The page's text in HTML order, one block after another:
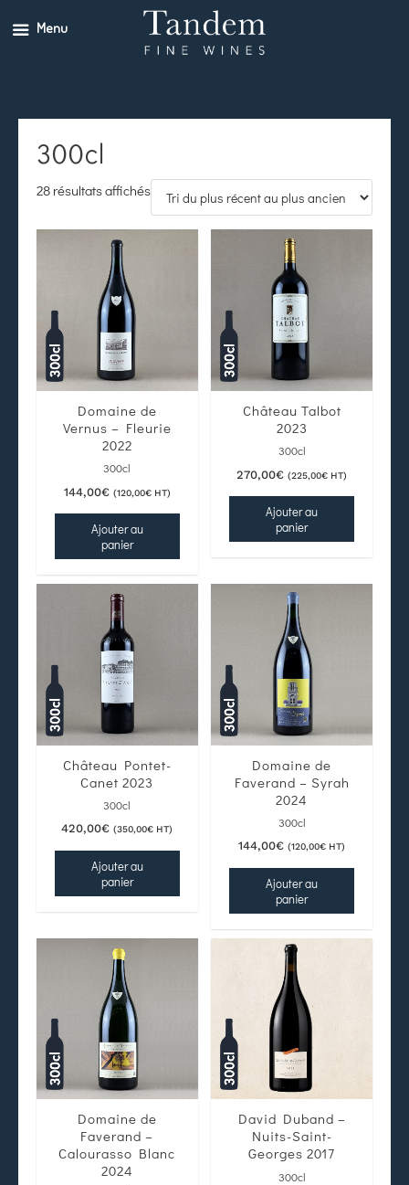
300cl
28 résultats affichés
Domaine de
Vernus – Fleurie
2022
300cl
144,00€ (120,00€HT)
Ajouter au
panier
Château Talbot
2023
300cl
270,00€ (225,00€ HT)
Ajouter au
panier
Château Pontet-
Canet 2023
300cl
420,00€ (350,00€ HT)
Ajouter au
panier
Domaine de
Faverand – Syrah
2024
300cl
144,00€ (120,00€ HT)
Ajouter au
panier
Domaine de
Faverand –
Calourasso Blanc
2024
David Duband –
Nuits-Saint-
Georges 2017
300cl
Menu